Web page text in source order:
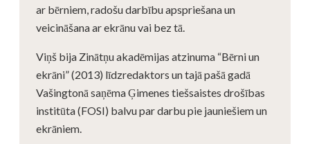
ar bērniem, radošu darbību apspriešana un
veicināšana ar ekrānu vai bez tā.
Viņš bija Zinātņu akadēmijas atzinuma “Bērni un
ekrāni” (2013) līdzredaktors un tajā pašā gadā
Vašingtonā saņēma Ģimenes tiešsaistes drošības
institūta (FOSI) balvu par darbu pie jauniešiem un
ekrāniem.